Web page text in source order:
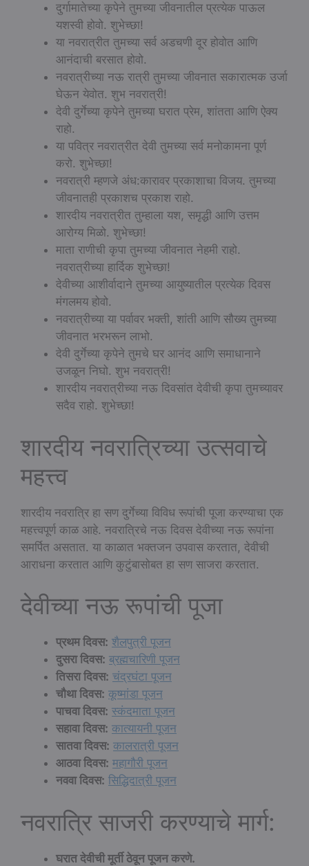
दुर्गामातेच्या कृपेने तुमच्या जीवनातील प्रत्येक पाऊल
यशस्वी होवो. शुभेच्छा!
या नवरात्रीत तुमच्या सर्व अडचणी दूर होवोत आणि
आनंदाची बरसात होवो.
नवरात्रीच्या नऊ रात्री तुमच्या जीवनात सकारात्मक उर्जा
घेऊन येवोत. शुभ नवरात्री!
देवी दुर्गेच्या कृपेने तुमच्या घरात प्रेम, शांतता आणि ऐक्य
राहो.
या पवित्र नवरात्रीत देवी तुमच्या सर्व मनोकामना पूर्ण
करो. शुभेच्छा!
नवरात्री म्हणजे अंध:कारावर प्रकाशाचा विजय. तुमच्या
जीवनातही प्रकाशच प्रकाश राहो.
शारदीय नवरात्रीत तुम्हाला यश, समृद्धी आणि उत्तम
आरोग्य मिळो. शुभेच्छा!
माता राणीची कृपा तुमच्या जीवनात नेहमी राहो.
नवरात्रीच्या हार्दिक शुभेच्छा!
देवीच्या आशीर्वादाने तुमच्या आयुष्यातील प्रत्येक दिवस
मंगलमय होवो.
नवरात्रीच्या या पर्वावर भक्ती, शांती आणि सौख्य तुमच्या
जीवनात भरभरून लाभो.
देवी दुर्गेच्या कृपेने तुमचे घर आनंद आणि समाधानाने
उजळून निघो. शुभ नवरात्री!
शारदीय नवरात्रीच्या नऊ दिवसांत देवीची कृपा तुमच्यावर
सदैव राहो. शुभेच्छा!
शारदीय नवरात्रिच्या उत्सवाचे
महत्त्व
शारदीय नवरात्रि हा सण दुर्गेच्या विविध रूपांची पूजा करण्याचा एक
महत्त्वपूर्ण काळ आहे. नवरात्रिचे नऊ दिवस देवीच्या नऊ रूपांना
समर्पित असतात. या काळात भक्तजन उपवास करतात, देवीची
आराधना करतात आणि कुटुंबासोबत हा सण साजरा करतात.
देवीच्या नऊ रूपांची पूजा
प्रथम दिवस: शैलपुत्री पूजन
दुसरा दिवस: ब्रह्मचारिणी पूजन
तिसरा दिवस: चंद्रघंटा पूजन
चौथा दिवस: कूष्मांडा पूजन
पाचवा दिवस: स्कंदमाता पूजन
सहावा दिवस: कात्यायनी पूजन
सातवा दिवस: कालरात्री पूजन
आठवा दिवस: महागौरी पूजन
नववा दिवस: सिद्धिदात्री पूजन
नवरात्रि साजरी करण्याचे मार्ग:
घरात देवीची मूर्ती ठेवून पूजन करणे.